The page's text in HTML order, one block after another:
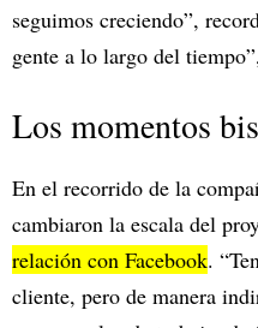
seguimos creciendo”,
gente a lo largo del
Los momentos
En el recorrido de la
cambiaron la escala del
relación con Facebook.
cliente, pero de manera